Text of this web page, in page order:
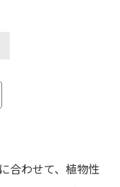
合わせて、植物性